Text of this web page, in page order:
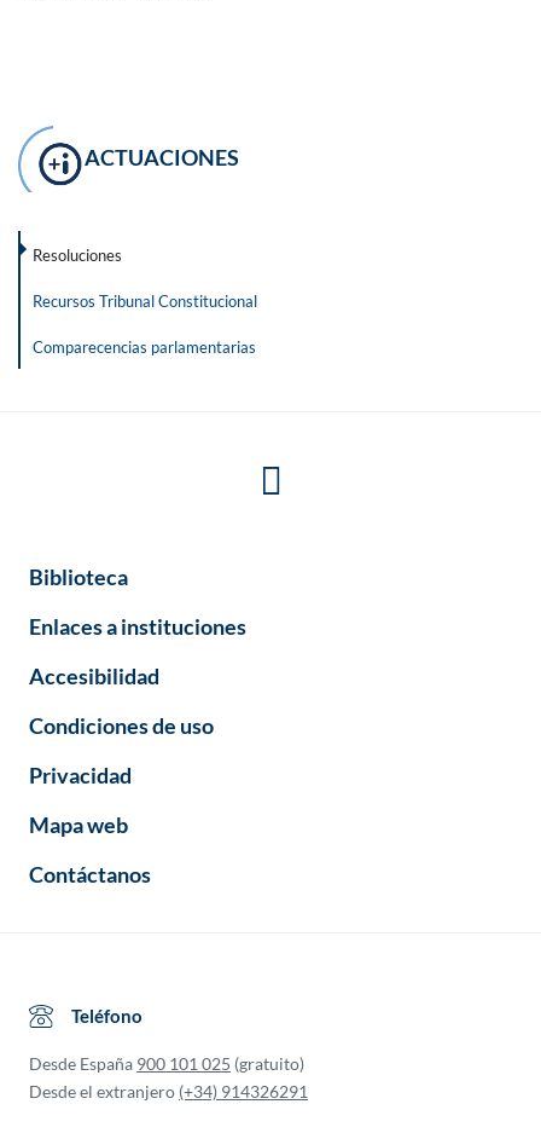
ACTUACIONES
Resoluciones
Recursos Tribunal Constitucional
Comparecencias parlamentarias
Biblioteca
Enlaces a instituciones
Accesibilidad
Condiciones de uso
Privacidad
Mapa web
Contáctanos
Teléfono
Desde España 900 101 025 (gratuito)
Desde el extranjero (+34) 914326291